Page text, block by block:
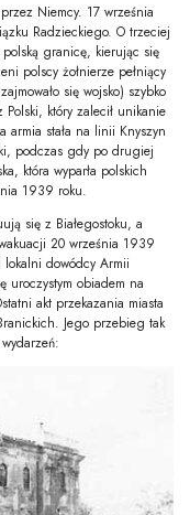
Niemcy. 17 września
Radzieckiego. O trzeciej
polską granicę, kierując się
polscy żołnierze pełniący
się wojsko) szybko
który zalecił unikanie
armia stała na linii Knyszyn
podczas gdy po drugiej
która wyparła polskich
1939 roku.
się z Białegostoku, a
20 września 1939
lokalni dowódcy Armii
uroczystym obiadem na
akt przekazania miasta
Jego przebieg tak